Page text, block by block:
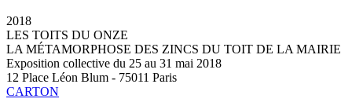
2018
LES TOITS DU ONZE
LA MÉTAMORPHOSE DES ZINCS DU TOIT DE LA MAIRIE
Exposition collective du 25 au 31 mai 2018
12 Place Léon Blum - 75011 Paris
CARTON